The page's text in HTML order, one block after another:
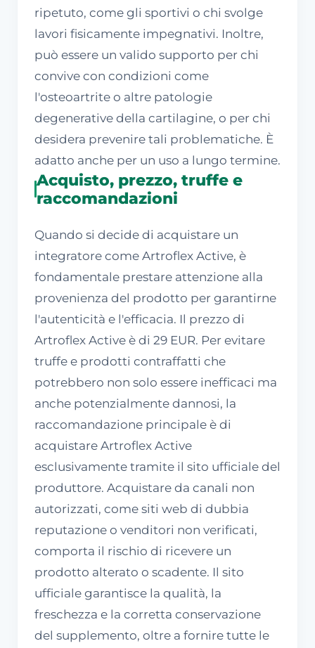
ripetuto, come gli sportivi o chi svolge
lavori fisicamente impegnativi. Inoltre,
può essere un valido supporto per chi
convive con condizioni come
l'osteoartrite o altre patologie
degenerative della cartilagine, o per chi
desidera prevenire tali problematiche. È
adatto anche per un uso a lungo termine.
Acquisto, prezzo, truffe e
raccomandazioni
Quando si decide di acquistare un
integratore come Artroflex Active, è
fondamentale prestare attenzione alla
provenienza del prodotto per garantirne
l'autenticità e l'efficacia. Il prezzo di
Artroflex Active è di 29 EUR. Per evitare
truffe e prodotti contraffatti che
potrebbero non solo essere inefficaci ma
anche potenzialmente dannosi, la
raccomandazione principale è di
acquistare Artroflex Active
esclusivamente tramite il sito ufficiale del
produttore. Acquistare da canali non
autorizzati, come siti web di dubbia
reputazione o venditori non verificati,
comporta il rischio di ricevere un
prodotto alterato o scadente. Il sito
ufficiale garantisce la qualità, la
freschezza e la corretta conservazione
del supplemento, oltre a fornire tutte le